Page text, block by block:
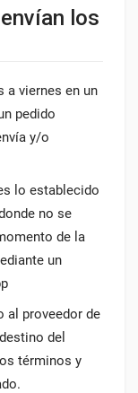
los
a viernes en un
pedido
y/o
lo establecido
no se
de la
un
al proveedor de
del
términos y